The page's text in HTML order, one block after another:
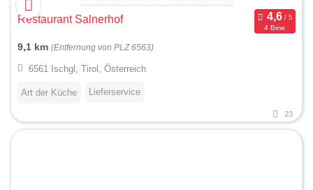
Restaurant Salnerhof
4 Bew.
9,1 km (Entfernung von PLZ 6563)
6561 Ischgl, Tirol, Österreich
Art der Küche Lieferservice
23